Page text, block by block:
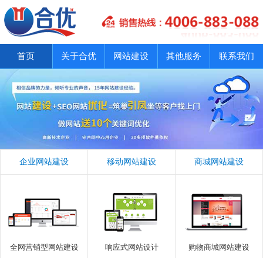
首页 关于合优 网站建设 其他服务 联系我们
企业网站建设 移动网站建设 商城网站建设
全网营销型网站建设 响应式网站设计 购物商城网站建设